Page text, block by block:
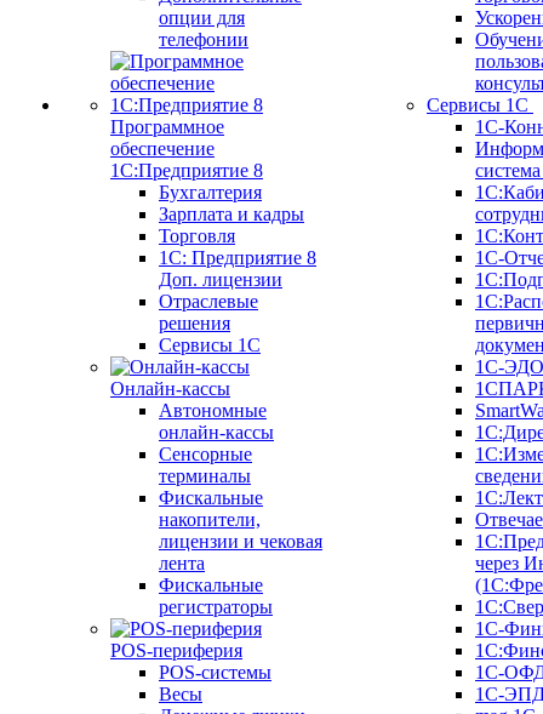
опции для
телефонии
Программное
обеспечение
1С:Предприятие 8
Бухгалтерия
Зарплата и кадры
Торговля
1C: Предприятие 8
Доп. лицензии
Отраслевые
решения
Сервисы 1С
Онлайн-кассы
Автономные
онлайн-кассы
Сенсорные
терминалы
Фискальные
накопители,
лицензии и чековая
лента
Фискальные
регистраторы
POS-периферия
POS-системы
Весы
Сервисы 1С
1С-
1С-
1С-ЭДО
через
1С-
1С-
1С-